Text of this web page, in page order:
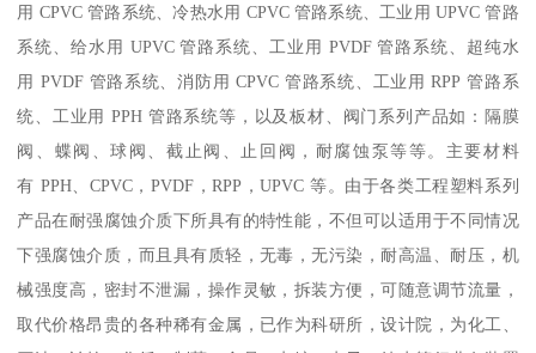
用 CPVC 管路系统、冷热水用 CPVC 管路系统、工业用 UPVC 管路
系统、给水用 UPVC 管路系统、工业用 PVDF 管路系统、超纯水
用 PVDF 管路系统、消防用 CPVC 管路系统、工业用 RPP 管路系
统、工业用 PPH 管路系统等，以及板材、阀门系列产品如：隔膜
阀、蝶阀、球阀、截止阀、止回阀，耐腐蚀泵等等。主要材料
有 PPH、CPVC，PVDF，RPP，UPVC 等。由于各类工程塑料系列
产品在耐强腐蚀介质下所具有的特性能，不但可以适用于不同情况
下强腐蚀介质，而且具有质轻，无毒，无污染，耐高温、耐压，机
械强度高，密封不泄漏，操作灵敏，拆装方便，可随意调节流量，
取代价格昂贵的各种稀有金属，已作为科研所，设计院，为化工、